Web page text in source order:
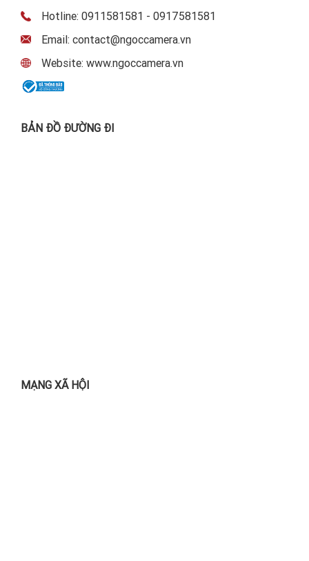
Hotline: 0911581581 - 0917581581
Email: contact@ngoccamera.vn
Website: www.ngoccamera.vn
BẢN ĐỒ ĐƯỜNG ĐI
MẠNG XÃ HỘI